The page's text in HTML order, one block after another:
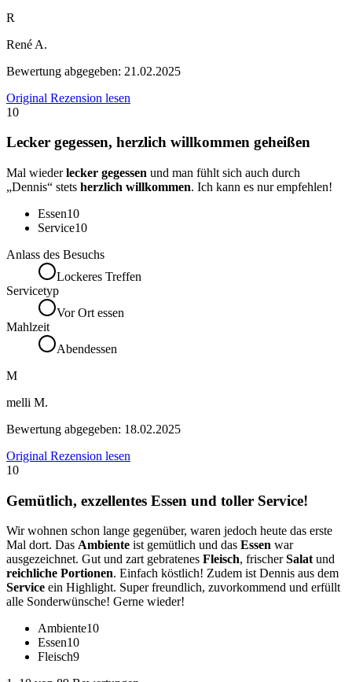
R
René A.
Bewertung abgegeben: 21.02.2025
Original Rezension lesen
10
Lecker gegessen, herzlich willkommen geheißen
Mal wiederlecker gegessen und man fühlt sich auch durch
„Dennis“ stets herzlich willkommen. Ich kann es nur empfehlen!
Essen10
Service10
Anlass des Besuchs
Lockeres Treffen
Servicetyp
Vor Ort essen
Mahlzeit
Abendessen
M
melli M.
Bewertung abgegeben: 18.02.2025
Original Rezension lesen
10
Gemütlich, exzellentes Essen und toller Service!
Wir wohnen schon lange gegenüber, waren jedoch heute das erste
Mal dort. Das Ambiente ist gemütlich und das Essen war
ausgezeichnet. Gut und zart gebratenes Fleisch, frischerSalatund
reichliche Portionen. Einfach köstlich! Zudem ist Dennis aus dem
Service ein Highlight. Super freundlich, zuvorkommend und erfüllt
alle Sonderwünsche! Gerne wieder!
Ambiente10
Essen10
Fleisch9